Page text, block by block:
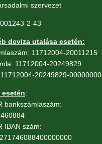
szervezet
2-43
deviza utalása esetén:
11712004-20011215
11712004-20249829
20249829-00000000
esetén:
bankszámlaszám:
IBAN szám: